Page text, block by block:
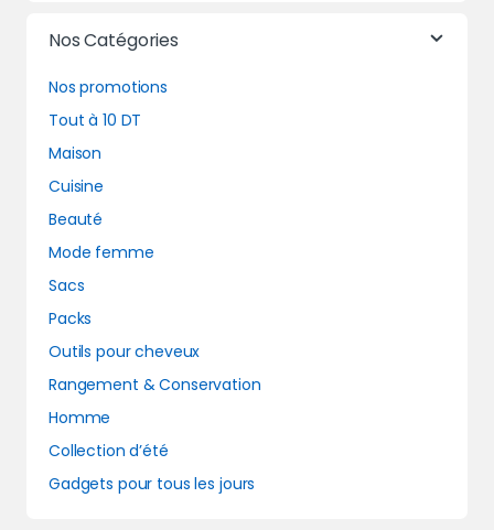
Nos Catégories
Nos promotions
Tout à 10 DT
Maison
Cuisine
Beauté
Mode femme
Sacs
Packs
Outils pour cheveux
Rangement & Conservation
Homme
Collection d’été
Gadgets pour tous les jours